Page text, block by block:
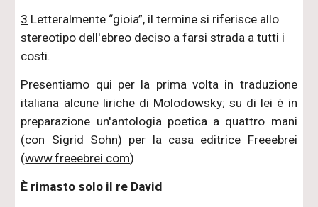
3 Letteralmente “gioia”, il termine si riferisce allo
stereotipo dell'ebreo deciso a farsi strada a tutti i
costi.
Presentiamo qui per la prima volta in traduzione
italiana alcune liriche di Molodowsky; su di lei è in
preparazione un'antologia poetica a quattro mani
(con Sigrid Sohn) per la casa editrice Freeebrei
(www.freeebrei.com)
È rimasto solo il re David